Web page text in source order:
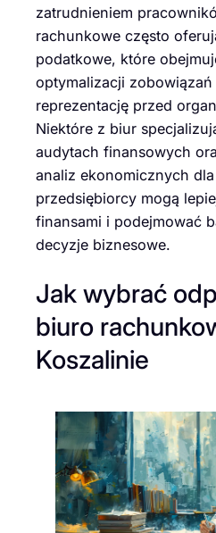
zatrudnieniem
rachunkowe często
podatkowe, które
optymalizacji
reprezentację przed
Niektóre z biur
audytach finansowych
analiz ekonomicznych
przedsiębiorcy mogą
finansami i podejmować
decyzje biznesowe.
Jak wybrać
biuro
Koszalinie